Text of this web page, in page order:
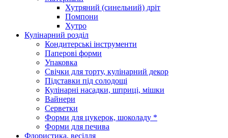
Хутряний (синельний) дріт
Помпони
Хутро
Кулінарний розділ
Кондитерські інструменти
Паперові форми
Упаковка
Свічки для торту, кулінарний декор
Підставки під солодощі
Кулінарні насадки, шприці, мішки
Вайнери
Серветки
Форми для цукерок, шоколаду *
Форми для печива
Флористика, весілля